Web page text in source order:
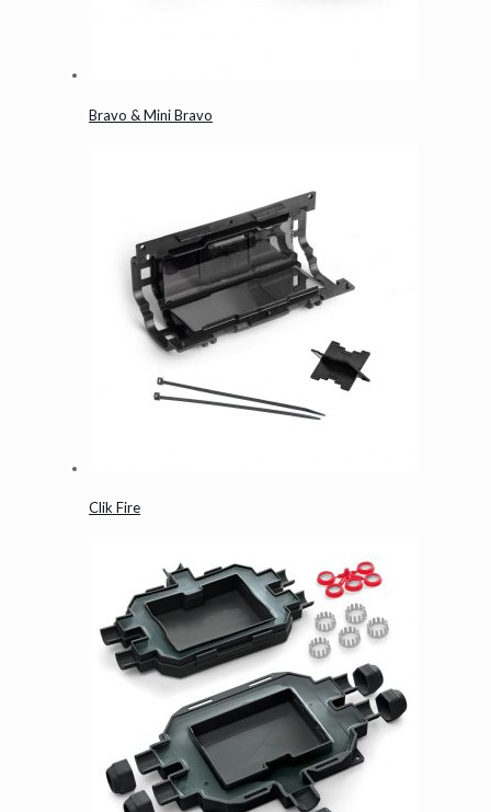
Bravo & Mini Bravo
Clik Fire